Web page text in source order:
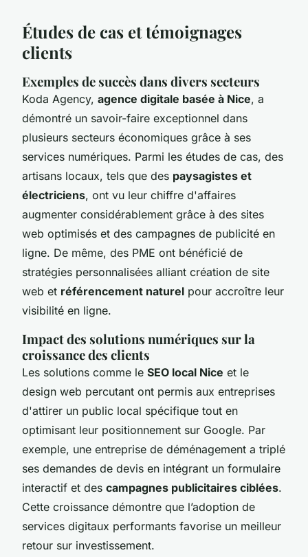
Études de cas et témoignages
clients
Exemples de succès dans divers secteurs
Koda Agency, agence digitale basée à Nice, a
démontré un savoir-faire exceptionnel dans
plusieurs secteurs économiques grâce à ses
services numériques. Parmi les études de cas, des
artisans locaux, tels que des paysagistes et
électriciens, ont vu leur chiffre d'affaires
augmenter considérablement grâce à des sites
web optimisés et des campagnes de publicité en
ligne. De même, des PME ont bénéficié de
stratégies personnalisées alliant création de site
web et référencement naturel pour accroître leur
visibilité en ligne.
Impact des solutions numériques sur la
croissance des clients
Les solutions comme le SEO local Nice et le
design web percutant ont permis aux entreprises
d'attirer un public local spécifique tout en
optimisant leur positionnement sur Google. Par
exemple, une entreprise de déménagement a triplé
ses demandes de devis en intégrant un formulaire
interactif et des campagnes publicitaires ciblées.
Cette croissance démontre que l’adoption de
services digitaux performants favorise un meilleur
retour sur investissement.